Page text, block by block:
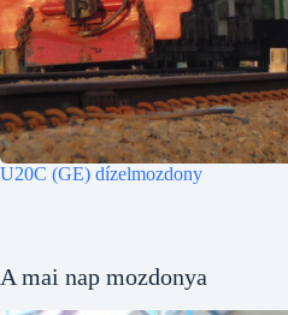
U20C (GE) dízelmozdony
A mai nap mozdonya